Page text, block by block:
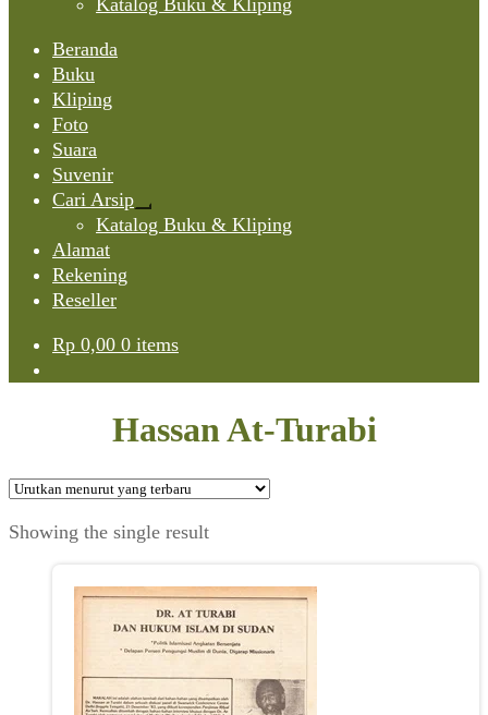
Katalog Buku & Kliping
Beranda
Buku
Kliping
Foto
Suara
Suvenir
Cari Arsip
Expand
child
Katalog Buku & Kliping
Alamat
Rekening
Reseller
Rp 0,00 0 items
Hassan At-Turabi
Showing the single result